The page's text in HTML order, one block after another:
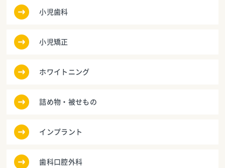
小児歯科
小児矯正
ホワイトニング
詰め物・被せもの
インプラント
歯科口腔外科